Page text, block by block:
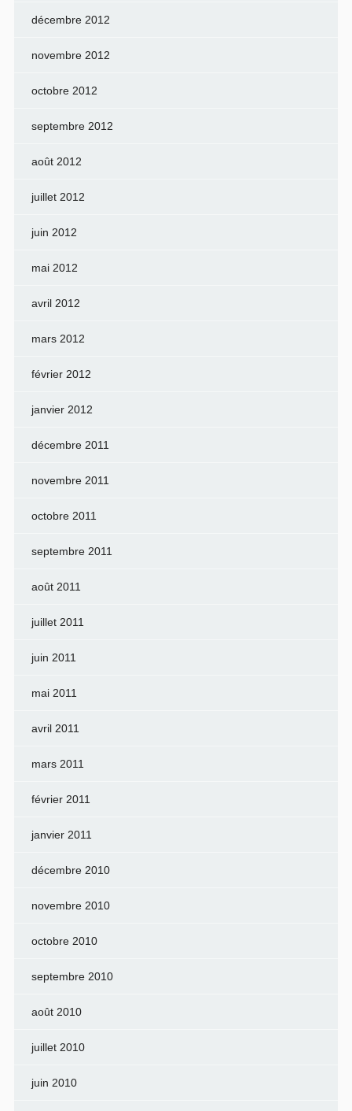
décembre 2012
novembre 2012
octobre 2012
septembre 2012
août 2012
juillet 2012
juin 2012
mai 2012
avril 2012
mars 2012
février 2012
janvier 2012
décembre 2011
novembre 2011
octobre 2011
septembre 2011
août 2011
juillet 2011
juin 2011
mai 2011
avril 2011
mars 2011
février 2011
janvier 2011
décembre 2010
novembre 2010
octobre 2010
septembre 2010
août 2010
juillet 2010
juin 2010